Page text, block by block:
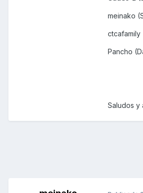
meinako
ctcafamily
Pancho
Saludos y